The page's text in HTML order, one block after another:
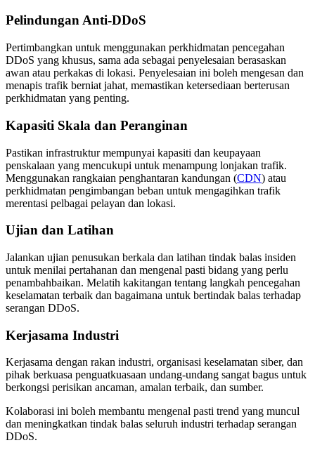
Pelindungan Anti-DDoS
Pertimbangkan untuk menggunakan perkhidmatan pencegahan
DDoS yang khusus, sama ada sebagai penyelesaian berasaskan
awan atau perkakas di lokasi. Penyelesaian ini boleh mengesan dan
menapis trafik berniat jahat, memastikan ketersediaan berterusan
perkhidmatan yang penting.
Kapasiti Skala dan Peranginan
Pastikan infrastruktur mempunyai kapasiti dan keupayaan
penskalaan yang mencukupi untuk menampung lonjakan trafik.
Menggunakan rangkaian penghantaran kandungan (CDN) atau
perkhidmatan pengimbangan beban untuk mengagihkan trafik
merentasi pelbagai pelayan dan lokasi.
Ujian dan Latihan
Jalankan ujian penusukan berkala dan latihan tindak balas insiden
untuk menilai pertahanan dan mengenal pasti bidang yang perlu
penambahbaikan. Melatih kakitangan tentang langkah pencegahan
keselamatan terbaik dan bagaimana untuk bertindak balas terhadap
serangan DDoS.
Kerjasama Industri
Kerjasama dengan rakan industri, organisasi keselamatan siber, dan
pihak berkuasa penguatkuasaan undang-undang sangat bagus untuk
berkongsi perisikan ancaman, amalan terbaik, dan sumber.
Kolaborasi ini boleh membantu mengenal pasti trend yang muncul
dan meningkatkan tindak balas seluruh industri terhadap serangan
DDoS.